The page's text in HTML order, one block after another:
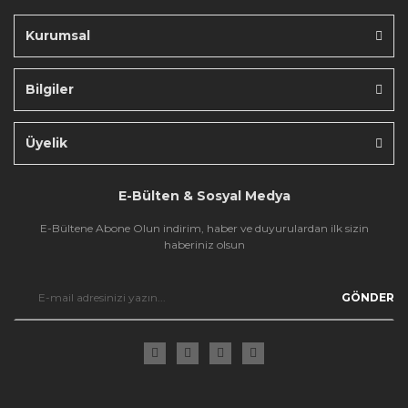
Kurumsal
Bilgiler
Üyelik
E-Bülten & Sosyal Medya
E-Bültene Abone Olun indirim, haber ve duyurulardan ilk sizin
haberiniz olsun
GÖNDER